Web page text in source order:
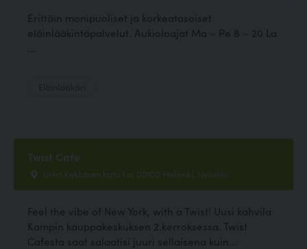
Erittäin monipuoliset ja korkeatasoiset
eläinlääkintäpalvelut. Aukioloajat Ma – Pe 8 – 20 La
Twist Cafe
Urho Kekkosen katu 1 a, 00100 Helsinki, Helsinki
Feel the vibe of New York, with a Twist! Uusi kahvila
Kampin kauppakeskuksen 2.kerroksessa. Twist
Cafesta saat salaatisi juuri sellaisena kuin...